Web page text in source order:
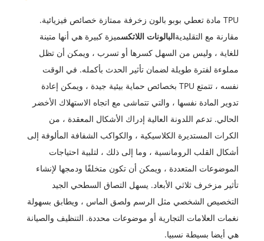
TPU مادة تعطي بوبو بالون زخرفة ممتازة خصائص فيزيائية.
مقارنة مع التقليديةالبالونات اللاتكسميزة كبيرة هي أنها متينة
للغاية ، وليس من السهل كسرها أو تسرب ، ويمكن أن تظل
مملوءة لفترة طويلة لضمان تأثير الحدث بأكمله. في الوقت
نفسه ، تتمتع TPU بخصائص حماية بيئية جيدة ، ويمكن إعادة
تدوير المادة نفسها ، والتي تتماشى مع اتجاه الاستهلاك الأخضر
الحالي. تدعم اللدونة العالية إدراك الأشكال المعقدة ، من
الكرات المستديرة الكلاسيكية ، والكواكب الشفافة المألوفة إلى
أشكال القلب الرومانسية ، وما إلى ذلك ، لتلبية احتياجات
الموضوعات المتعددة ، ويمكن أن تكون متخلفًا ودمجها لإنشاء
تأثير مزخرف ثلاثي الأبعاد. يسهل التصاق السطحي الجيد
التخصيص الشخصي مثل الرسم ولصق الماس ، ويطابق بسهولة
نغمات العلامات التجارية أو موضوعات محددة. التنظيف والصيانة
هي أيضا بسيطة نسبيا.